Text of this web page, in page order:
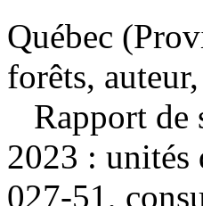
Québec
forêts,
Rapport
2023 : unités
027-51,